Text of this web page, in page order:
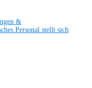
&
Personal stellt sich